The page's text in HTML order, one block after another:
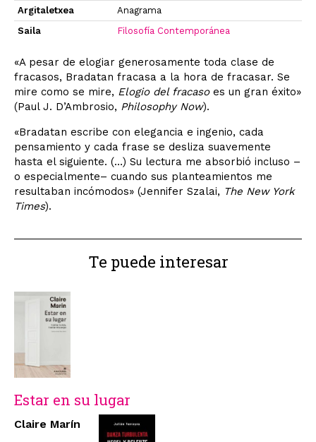
Argitaletxea
Anagrama
Saila
Filosofía Contemporánea
«A pesar de elogiar generosamente toda clase de
fracasos, Bradatan fracasa a la hora de fracasar. Se
mire como se mire, Elogio del fracasoes un gran éxito»
(Paul J. D’Ambrosio, Philosophy Now).
«Bradatan escribe con elegancia e ingenio, cada
pensamiento y cada frase se desliza suavemente
hasta el siguiente. (…) Su lectura me absorbió incluso –
o especialmente– cuando sus planteamientos me
resultaban incómodos» (Jennifer Szalai, The New York
Times).
Te puede interesar
Estar en su lugar
Claire Marín